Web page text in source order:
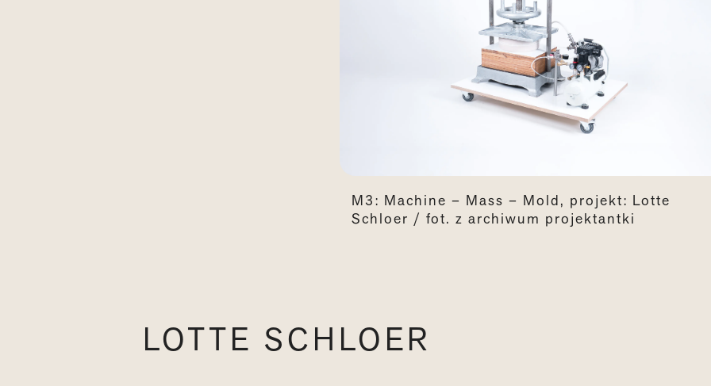
M3: Machine – Mass – Mold, projekt: Lotte
Schloer / fot. z archiwum projektantki
LOTTE SCHLOER